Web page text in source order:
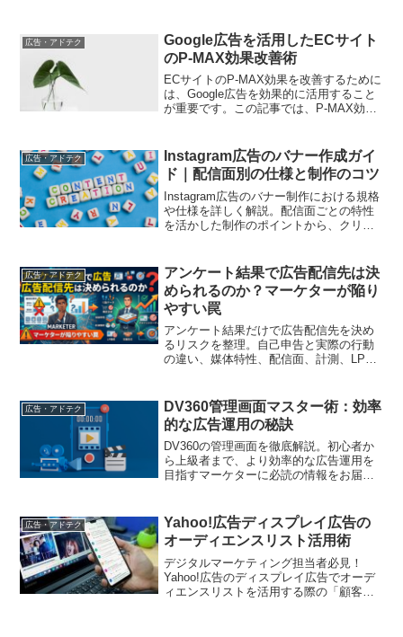
広告・アドテク
Google広告を活用したECサイト
のP-MAX効果改善術
ECサイトのP-MAX効果を改善するために
は、Google広告を効果的に活用すること
が重要です。この記事では、P-MAX効果
広告・アドテク
Instagram広告のバナー作成ガイ
ド｜配信面別の仕様と制作のコツ
Instagram広告のバナー制作における規格
や仕様を詳しく解説。配信面ごとの特性
を活かした制作のポイントから、クリエ
広告・アドテク
アンケート結果で広告配信先は決
められるのか？マーケターが陥り
やすい罠
アンケート結果だけで広告配信先を決め
るリスクを整理。自己申告と実際の行動
の違い、媒体特性、配信面、計測、LP・
を解説します
広告・アドテク
DV360管理画面マスター術：効率
的な広告運用の秘訣
DV360の管理画面を徹底解説。初心者か
ら上級者まで、より効率的な広告運用を
目指すマーケターに必読の情報をお届け
広告・アドテク
Yahoo!広告ディスプレイ広告の
オーディエンスリスト活用術
デジタルマーケティング担当者必見！
Yahoo!広告のディスプレイ広告でオーデ
ィエンスリストを活用する際の「顧客デ